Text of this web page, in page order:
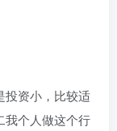
资小，比较适
我个人做这个行